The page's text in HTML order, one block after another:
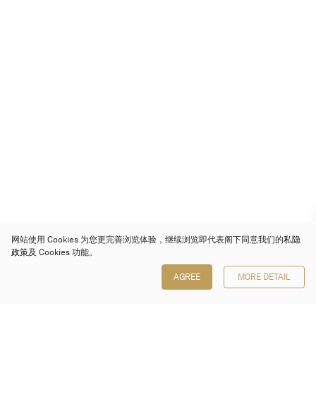
网站使用 Cookies 为您更完善浏览体验，继续浏览即代表阁下同意我们的私隐
政策及 Cookies 功能。
AGREE MORE DETAIL